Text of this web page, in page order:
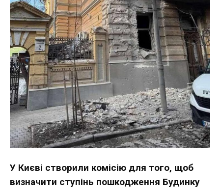
У Києві створили комісію для того, щоб
визначити ступінь пошкодження Будинку